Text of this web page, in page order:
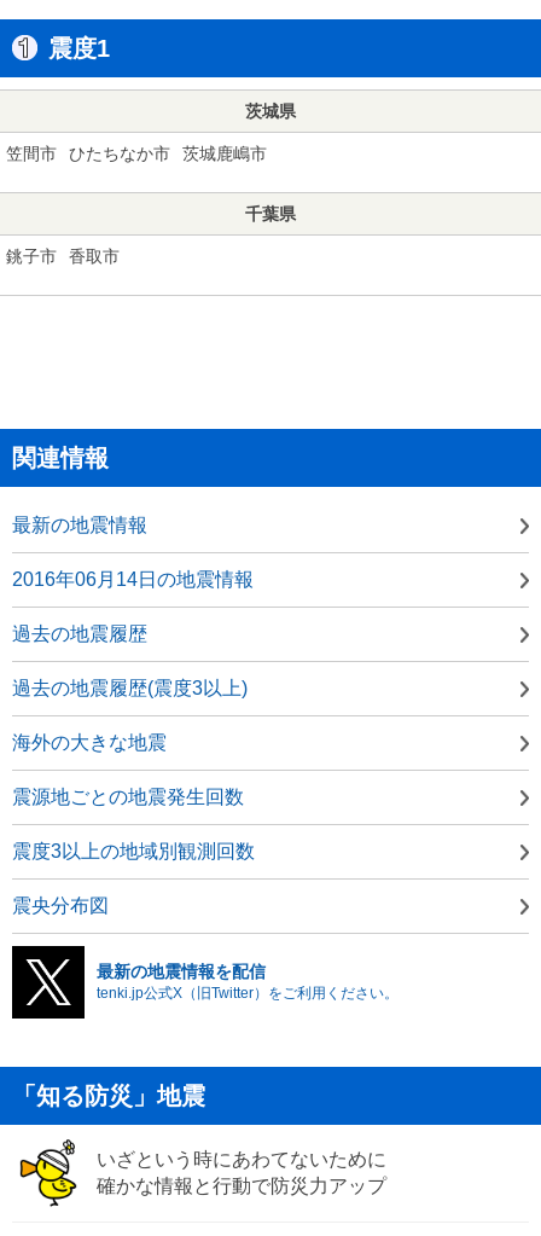
震度1
茨城県
笠間市 ひたちなか市 茨城鹿嶋市
千葉県
銚子市 香取市
関連情報
最新の地震情報
2016年06月14日の地震情報
過去の地震履歴
過去の地震履歴(震度3以上)
海外の大きな地震
震源地ごとの地震発生回数
震度3以上の地域別観測回数
震央分布図
最新の地震情報を配信
tenki.jp公式X（旧Twitter）をご利用ください。
「知る防災」地震
いざという時にあわてないために
確かな情報と行動で防災力アップ